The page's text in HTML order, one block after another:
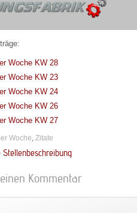
Woche KW 28
Woche KW 23
Woche KW 24
Woche KW 26
Woche KW 27
Woche, Zitate
Stellenbeschreibung
Kommentar